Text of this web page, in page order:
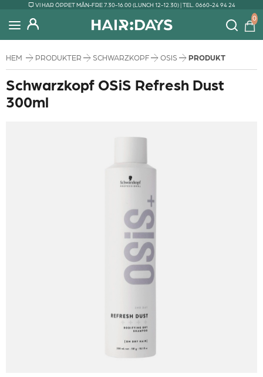
VI HAR ÖPPET MÅN-FRE 7.30-16.00 (LUNCH 12-12.30) | TEL. 0660-24 94 24
0
HEM PRODUKTER SCHWARZKOPF OSIS PRODUKT
Schwarzkopf OSiS Refresh Dust
300ml